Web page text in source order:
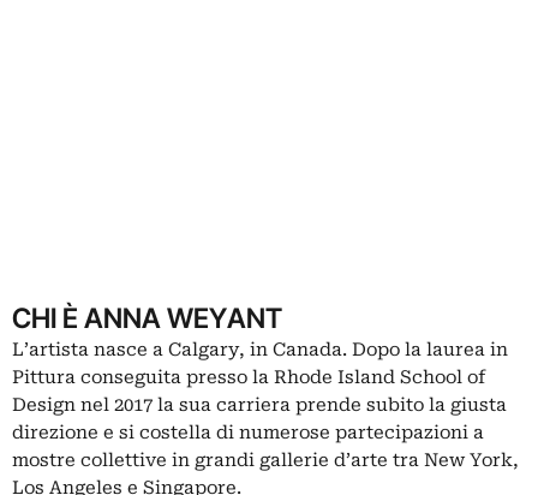
CHI È ANNA WEYANT
L’artista nasce a Calgary, in Canada. Dopo la laurea in
Pittura conseguita presso la Rhode Island School of
Design nel 2017 la sua carriera prende subito la giusta
direzione e si costella di numerose partecipazioni a
mostre collettive in grandi gallerie d’arte tra New York,
Los Angeles e Singapore.